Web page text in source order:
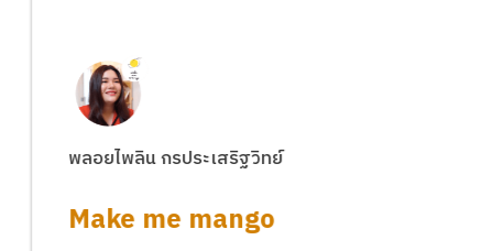
กะเพราตาแป๊ะ